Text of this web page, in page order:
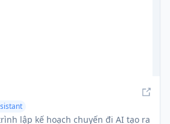
lập kế hoạch chuyến đi AI tạo ra